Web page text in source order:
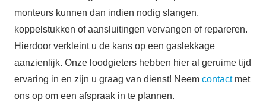
monteurs kunnen dan indien nodig slangen,
koppelstukken of aansluitingen vervangen of repareren.
Hierdoor verkleint u de kans op een gaslekkage
aanzienlijk. Onze loodgieters hebben hier al geruime tijd
ervaring in en zijn u graag van dienst! Neem contactmet
ons op om een afspraak in te plannen.